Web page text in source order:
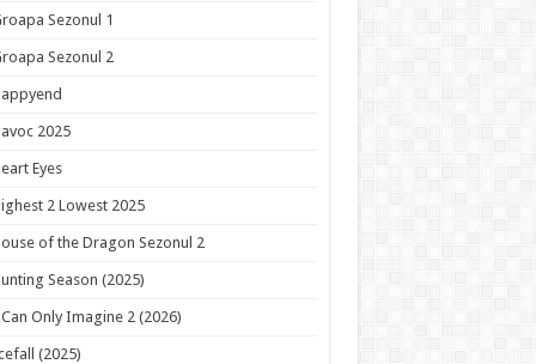
Sezonul 1
Sezonul 2
2025
Eyes
2 Lowest 2025
of the Dragon Sezonul 2
Season (2025)
Only Imagine 2 (2026)
(2025)